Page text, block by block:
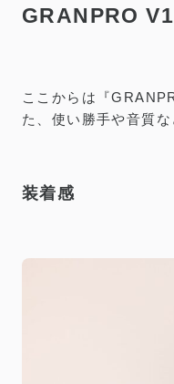
GRANPRO
ここからは『
た、使い勝手や音質な
装着感